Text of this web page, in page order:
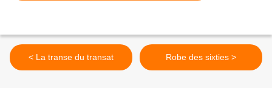
< La transe du transat Robe des sixties >